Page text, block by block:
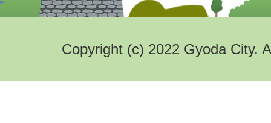
Copyright (c) 2022 Gyoda City.